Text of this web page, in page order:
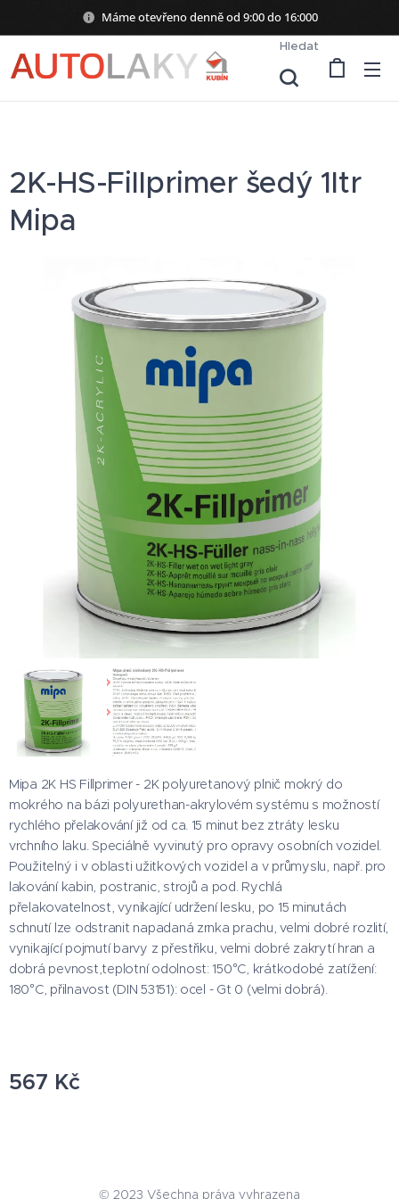
Máme otevřeno denně od 9:00 do 16:000
Hledat
2K-HS-Fillprimer šedý 1ltr
Mipa
Mipa 2K HS Fillprimer - 2K polyuretanový plnič mokrý do
mokrého na bázi polyurethan-akrylovém systému s možností
rychlého přelakování již od ca. 15 minut bez ztráty lesku
vrchního laku. Speciálně vyvinutý pro opravy osobních vozidel.
Použitelný i v oblasti užitkových vozidel a v průmyslu, např. pro
lakování kabin, postranic, strojů a pod. Rychlá
přelakovatelnost, vynikající udržení lesku, po 15 minutách
schnutí lze odstranit napadaná zrnka prachu, velmi dobré rozlití,
vynikající pojmutí barvy z přestřiku, velmi dobré zakrytí hran a
dobrá pevnost,teplotní odolnost: 150°C, krátkodobé zatížení:
180°C, přilnavost (DIN 53151): ocel - Gt 0 (velmi dobrá).
567 Kč
© 2023 Všechna práva vyhrazena